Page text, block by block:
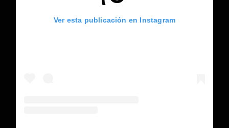
Ver esta publicación en Instagram